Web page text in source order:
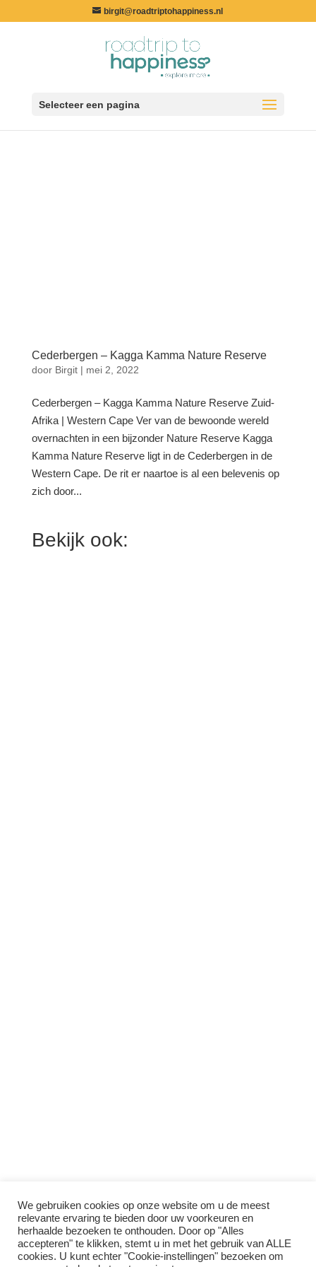
birgit@roadtriptohappiness.nl
Selecteer een pagina
Cederbergen – Kagga Kamma Nature Reserve
door Birgit| mei 2, 2022
Cederbergen – Kagga Kamma Nature Reserve Zuid-
Afrika | Western Cape Ver van de bewoonde wereld
overnachten in een bijzonder Nature Reserve Kagga
Kamma Nature Reserve ligt in de Cederbergen in de
Western Cape. De rit er naartoe is al een belevenis op
zich door...
Bekijk ook:
We gebruiken cookies op onze website om u de meest
relevante ervaring te bieden door uw voorkeuren en
herhaalde bezoeken te onthouden. Door op "Alles
accepteren" te klikken, stemt u in met het gebruik van ALLE
cookies. U kunt echter "Cookie-instellingen" bezoeken om